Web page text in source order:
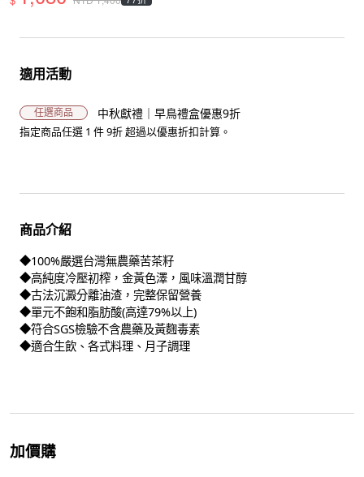
適用活動
任選商品 中秋獻禮｜早鳥禮盒優惠9折
指定商品任選 1 件 9折 超過以優惠折扣計算。
商品介紹
◆100%嚴選台灣無農藥苦茶籽
◆高純度冷壓初榨，金黃色澤，風味溫潤甘醇
◆古法沉澱分離油渣，完整保留營養
◆單元不飽和脂肪酸(高達79%以上)
◆符合SGS檢驗不含農藥及黃麴毒素
◆適合生飲、各式料理、月子調理
加價購